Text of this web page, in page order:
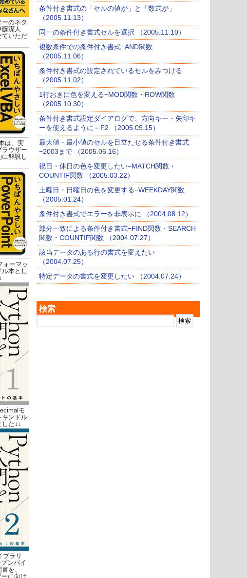
ーのネタ
潔人
ていただ
は、実
ラウザー
解説し
ォーマッ
ル本とし
モ
キンドル
た↓↓
ブラリ
ンパイ
を、
に向け
条件付き書式の「セルの値が」と「数式が」
（2005.11.13）
同一の条件付き書式セルを選択 （2005.11.10）
複数条件での条件付き書式−AND関数
（2005.11.06）
条件付き書式の設定されているセルをみつける
（2005.11.02）
1行おきに色を変える−MOD関数・ROW関数
（2005.10.30）
条件付き書式設定ダイアログで、方向キー・矢印キ
ーを使えるように－F2 （2005.09.15）
最大値・最小値のセルを目立たせる条件付き書式
−2003まで （2005.06.16）
祝日・休日の色を変更したい−MATCH関数・
COUNTIF関数 （2005.03.22）
土曜日・日曜日の色を変更する−WEEKDAY関数
（2005.01.24）
条件付き書式でエラーを非表示に （2004.08.12）
部分一致による条件付き書式−FIND関数・SEARCH
関数・COUNTIF関数 （2004.07.27）
該当データのある行の書式を変えたい
（2004.07.25）
特定データの書式を変更したい （2004.07.24）
検索